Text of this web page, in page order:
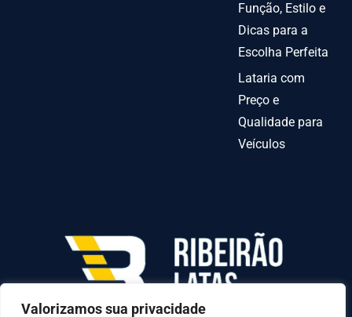
Valorizamos sua privacidade
Função, Estilo e
Dicas para a
Escolha Perfeita
Lataria com
Preço e
Qualidade para
Veículos
AV INDEPENDENCIA º 6378 QUADRA70-C LOTE